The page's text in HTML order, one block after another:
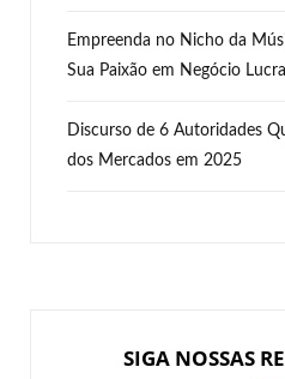
Empreenda no Nicho da
Sua Paixão em Negócio
Discurso de 6 Autoridades
dos Mercados em 2025
SIGA NOSSAS